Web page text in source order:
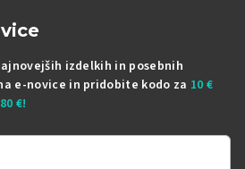
izdelkih in posebnih
e-novice in pridobite kodo za 10 €
€!